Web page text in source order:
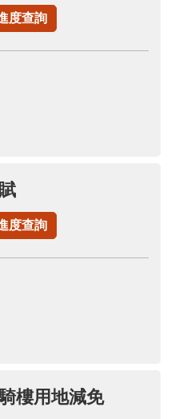
度查詢
度查詢
樓用地減免